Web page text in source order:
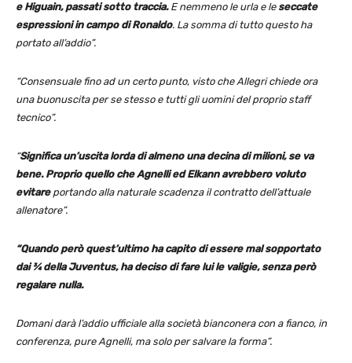
e Higuain, passati sotto traccia.E nemmeno le urla e le seccate
espressioni in campo di Ronaldo. La somma di tutto questo ha
portato all’addio”.
“Consensuale fino ad un certo punto, visto che Allegri chiede ora
una buonuscita per se stesso e tutti gli uomini del proprio staff
tecnico”.
“Significa un’uscita lorda di almeno una decina di milioni, se va
bene. Proprio quello che Agnelli ed Elkann avrebbero voluto
evitareportando alla naturale scadenza il contratto dell’attuale
allenatore”.
“Quando però quest’ultimo ha capito di essere mal sopportato
dai ¾ della Juventus, ha deciso di fare lui le valigie, senza però
regalare nulla.
Domani darà l’addio ufficiale alla società bianconera con a fianco, in
conferenza, pure Agnelli, ma solo per salvare la forma”.